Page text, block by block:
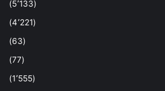
(5٬133)
(4٬221)
(63)
(77)
(1٬555)